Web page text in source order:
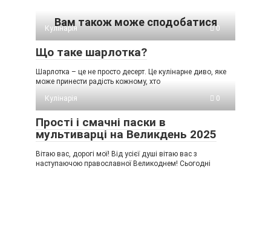
Вам також може сподобатися
Кулінарія 0
Що таке шарлотка?
Шарлотка – це не просто десерт. Це кулінарне диво, яке
може принести радість кожному, хто
Кулінарія
0
Прості і смачні паски в
мультиварці на Великдень 2025
Вітаю вас, дорогі мої! Від усієї душі вітаю вас з
наступаючою православної Великоднем! Сьогодні